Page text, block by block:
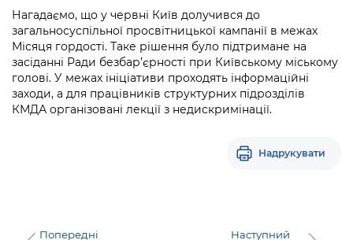
Річні звіти
Гендерна політика
Безбар'єрність
Безбар'єрність
Портал послуг
Міський застосунок Київ Цифровий
Важливе під час воєнного стану
Портал даних Києва
Публічні дашборди
Нагадаємо, що у червні Київ долучився до
загальносуспільної просвітницької кампанії в межах
Місяця гордості. Таке рішення було підтримане на
засіданні Ради безбар’єрності при Київському міському
голові. У межах ініціативи проходять інформаційні
заходи, а для працівників структурних підрозділів
КМДА організовані лекції з недискримінації.
Надрукувати
Попередні
Наступний